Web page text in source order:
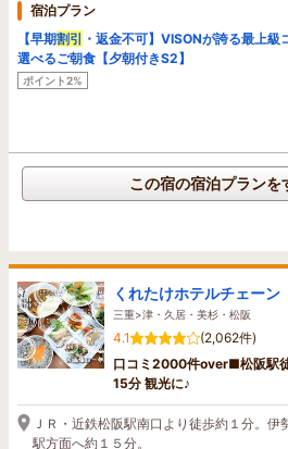
宿泊プラン
【早期割引 ・返金不可】VISONが誇る最上
選べるご朝食【夕朝付きS2】
ポイント2%
この宿の宿泊プランを
くれたけホテルチェー
三重>津・久居・美杉・松阪
4.1
(2,062件)
口コミ2000件over■松阪駅
15分 観光に♪
ＪＲ・近鉄松阪駅南口より徒歩約１分。
駅方面へ約１５分。